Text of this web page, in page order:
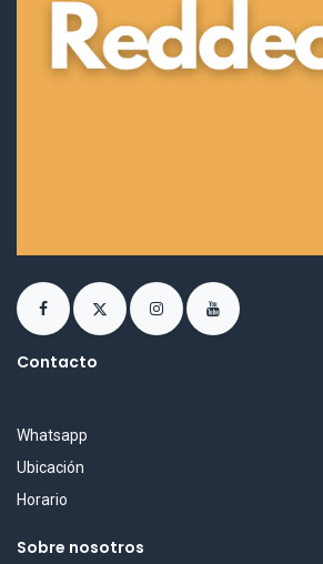
Contacto
Whatsapp
Ubicación
Horario
Sobre nosotros